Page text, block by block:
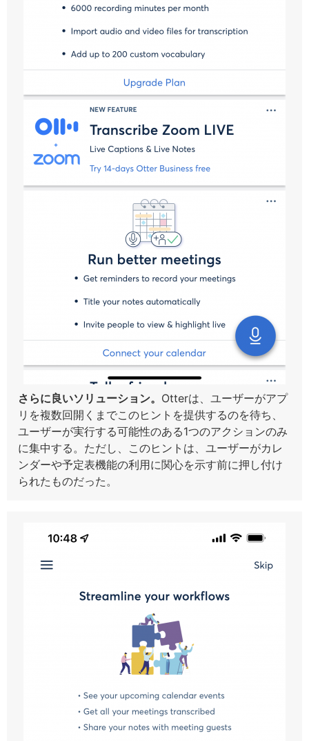
さらに良いソリューション。 Otterは、ユーザーがアプ
リを複数回開くまでこのヒントを提供するのを待ち、
ユーザーが実行する可能性のある1つのアクションのみ
に集中する。ただし、このヒントは、ユーザーがカレ
ンダーや予定表機能の利用に関心を示す前に押し付け
られたものだった。